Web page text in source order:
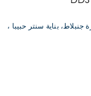
بناية سنتر حبيبا ،